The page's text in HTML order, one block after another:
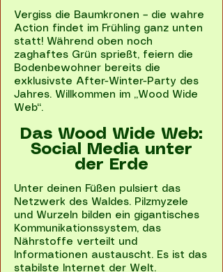
Vergiss die Baumkronen – die wahre
Action findet im Frühling ganz unten
statt! Während oben noch
zaghaftes Grün sprießt, feiern die
Bodenbewohner bereits die
exklusivste After-Winter-Party des
Jahres. Willkommen im „Wood Wide
Web“.
Das Wood Wide Web:
Social Media unter
der Erde
Unter deinen Füßen pulsiert das
Netzwerk des Waldes. Pilzmyzele
und Wurzeln bilden ein gigantisches
Kommunikationssystem, das
Nährstoffe verteilt und
Informationen austauscht. Es ist das
stabilste Internet der Welt.